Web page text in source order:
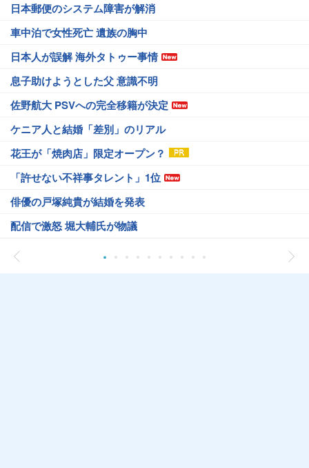
日本郵便のシステム障害が解消
車中泊で女性死亡 遺族の胸中
日本人が誤解 海外タトゥー事情
息子助けようとした父 意識不明
佐野航大 PSVへの完全移籍が決定
ケニア人と結婚「差別」のリアル
花王が「焼肉店」限定オープン？
「許せない不祥事タレント」1位
俳優の戸塚純貴が結婚を発表
配信で激怒 堀大輔氏が物議